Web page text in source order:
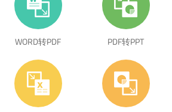
WORD转PDF PDF转PPT